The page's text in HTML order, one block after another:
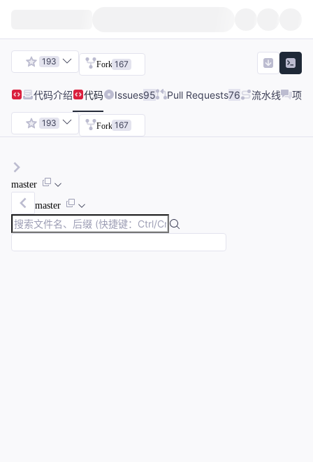
193 Fork 167
代码介绍 代码 Issues95 Pull Requests76 流水线 项
193 Fork 167
master
master